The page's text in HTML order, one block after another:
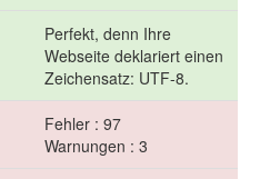
Perfekt, denn Ihre
Webseite deklariert einen
Zeichensatz: UTF-8.
Fehler : 97
Warnungen : 3